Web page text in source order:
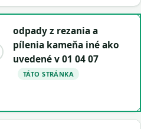
odpady z rezania a
pílenia kameňa iné ako
uvedené v 01 04 07
TÁTO STRÁNKA